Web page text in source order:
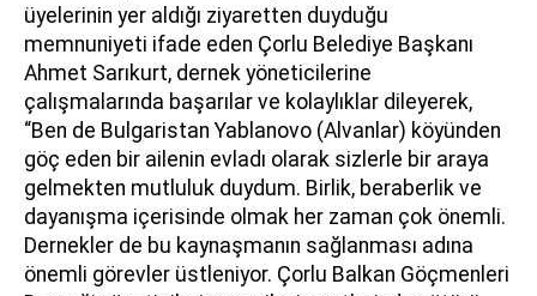
üyelerinin yer aldığı ziyaretten duyduğu
memnuniyeti ifade eden Çorlu Belediye Başkanı
Ahmet Sarıkurt, dernek yöneticilerine
çalışmalarında başarılar ve kolaylıklar dileyerek,
“Ben de Bulgaristan Yablanovo (Alvanlar) köyünden
göç eden bir ailenin evladı olarak sizlerle bir araya
gelmekten mutluluk duydum. Birlik, beraberlik ve
dayanışma içerisinde olmak her zaman çok önemli.
Dernekler de bu kaynaşmanın sağlanması adına
önemli görevler üstleniyor. Çorlu Balkan Göçmenleri